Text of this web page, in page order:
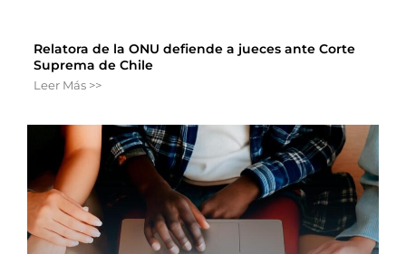
Relatora de la ONU defiende a jueces ante Corte
Suprema de Chile
Leer Más >>